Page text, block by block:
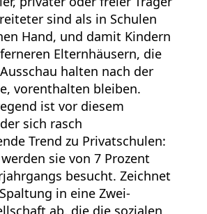
sind als in Schulen
Hand, und damit Kindern
Elternhäusern, die
halten nach der
vorenthalten bleiben.
ist vor diesem
sich rasch
Trend zu Privatschulen:
sie von 7 Prozent
besucht. Zeichnet
in eine Zwei-
ab, die die sozialen